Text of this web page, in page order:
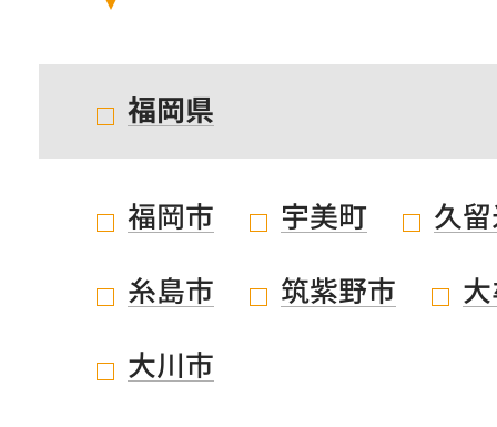
福岡県
福岡市 宇美町
久
糸島市
筑紫野市
大川市